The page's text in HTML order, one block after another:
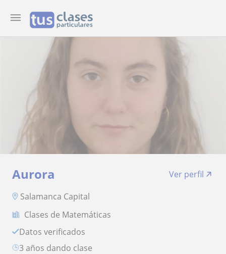
Aurora
Ver perfil
Salamanca Capital
Clases de Matemáticas
Datos verificados
3 años dando clase